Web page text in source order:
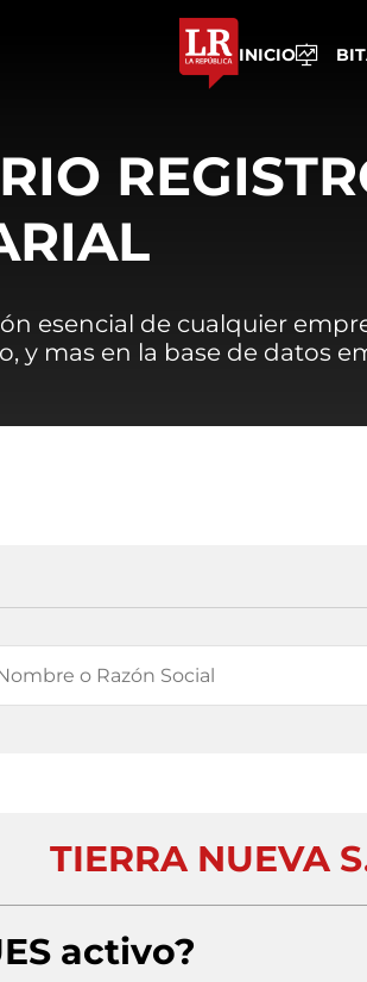
INICIO
esencial de cualquier
y mas en la base de datos
TIERRA NUEVA
activo?